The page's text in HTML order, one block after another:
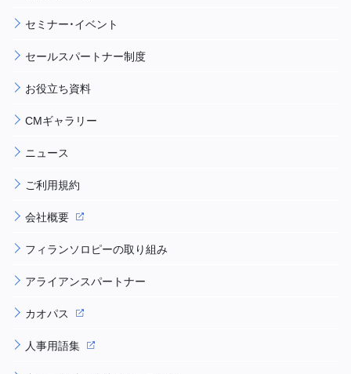
セミナー・イベント
セールスパートナー制度
お役立ち資料
CMギャラリー
ニュース
ご利用規約
会社概要
フィランソロピーの取り組み
アライアンスパートナー
カオパス
人事用語集